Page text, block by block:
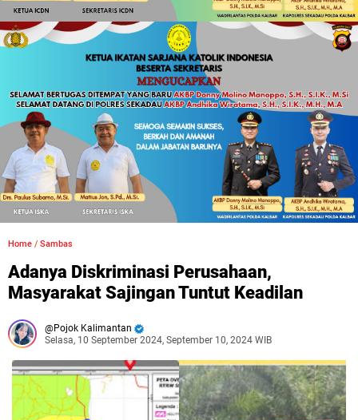
Home / Sambas
Adanya Diskriminasi Perusahaan,
Masyarakat Sajingan Tuntut Keadilan
Pojok Kalimantan
Selasa, 10 September 2024, September 10, 2024 WIB